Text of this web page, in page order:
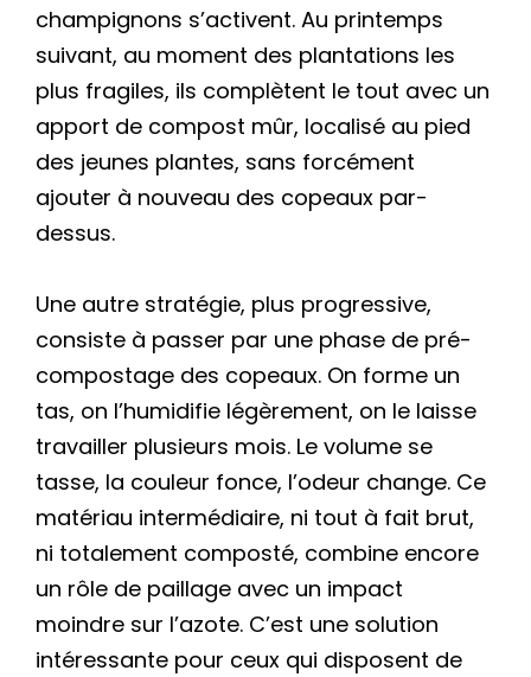
champignons s’activent. Au printemps
suivant, au moment des plantations les
plus fragiles, ils complètent le tout avec un
apport de compost mûr, localisé au pied
des jeunes plantes, sans forcément
ajouter à nouveau des copeaux par-
dessus.
Une autre stratégie, plus progressive,
consiste à passer par une phase de pré-
compostage des copeaux. On forme un
tas, on l’humidifie légèrement, on le laisse
travailler plusieurs mois. Le volume se
tasse, la couleur fonce, l’odeur change. Ce
matériau intermédiaire, ni tout à fait brut,
ni totalement composté, combine encore
un rôle de paillage avec un impact
moindre sur l’azote. C’est une solution
intéressante pour ceux qui disposent de